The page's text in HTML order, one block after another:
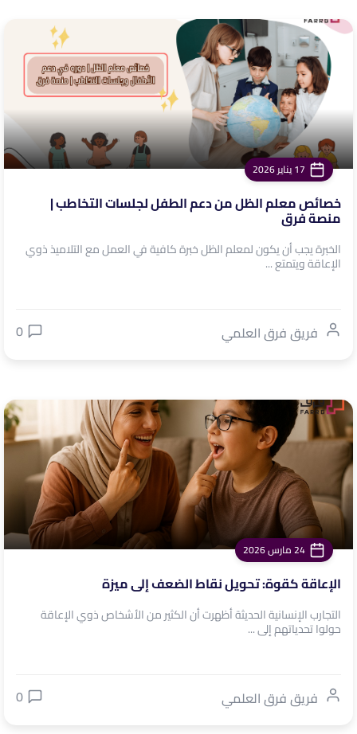
17 يناير 2026
خصائص معلم الظل من دعم الطفل لجلسات التخاطب |
منصة فرق
الخبرة يجب أن يكون لمعلم الظل خبرة كافية في العمل مع التلاميذ ذوي
الإعاقة ويتمتع ...
فريق فرق العلمي 0
24 مارس 2026
الإعاقة كقوة: تحويل نقاط الضعف إلى ميزة
التجارب الإنسانية الحديثة أظهرت أن الكثير من الأشخاص ذوي الإعاقة
حولوا تحدياتهم إلى ...
فريق فرق العلمي 0